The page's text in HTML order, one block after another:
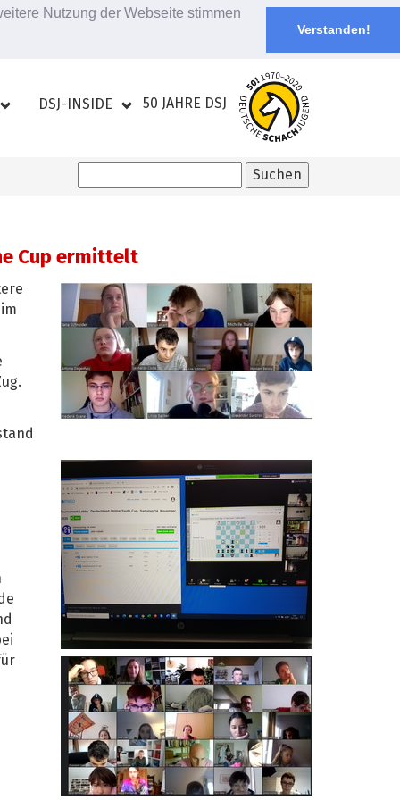
Nutzung der Webseite stimmen
Verstanden!
DSJ-INSIDE 50 JAHRE DSJ
Cup ermittelt